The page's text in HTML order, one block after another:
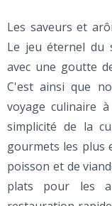
Les saveurs et
Le jeu éternel du
avec une goutte
C'est ainsi que
voyage culinaire
simplicité de la
gourmets les plus
poisson et de
plats pour les